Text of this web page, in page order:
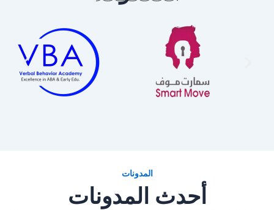
المدونات
أحدث المدونات